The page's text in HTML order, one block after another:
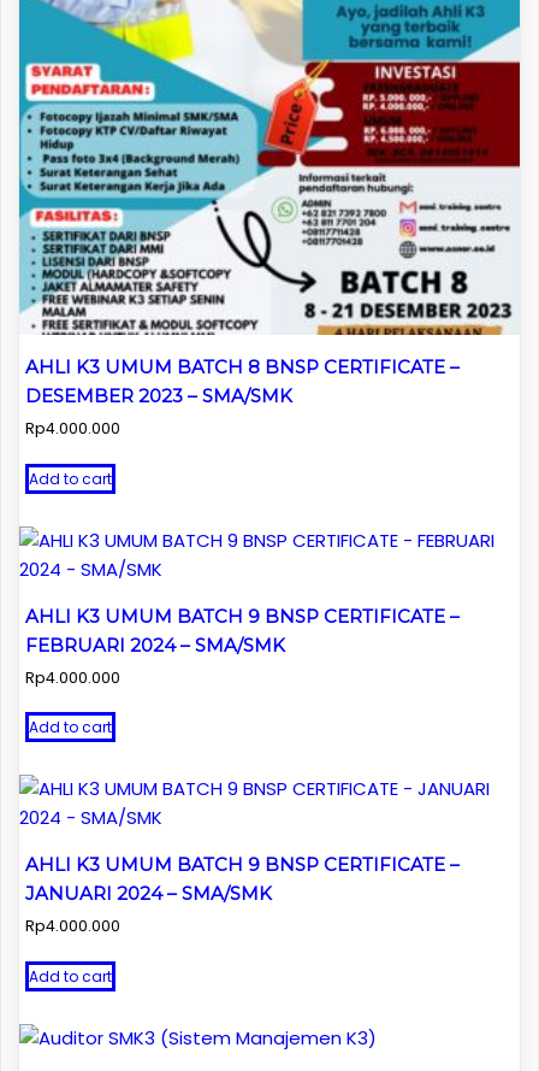
AHLI K3 UMUM BATCH 8 BNSP CERTIFICATE –
DESEMBER 2023 – SMA/SMK
Rp4.000.000
Add to cart
AHLI K3 UMUM BATCH 9 BNSP CERTIFICATE –
FEBRUARI 2024 – SMA/SMK
Rp4.000.000
Add to cart
AHLI K3 UMUM BATCH 9 BNSP CERTIFICATE –
JANUARI 2024 – SMA/SMK
Rp4.000.000
Add to cart